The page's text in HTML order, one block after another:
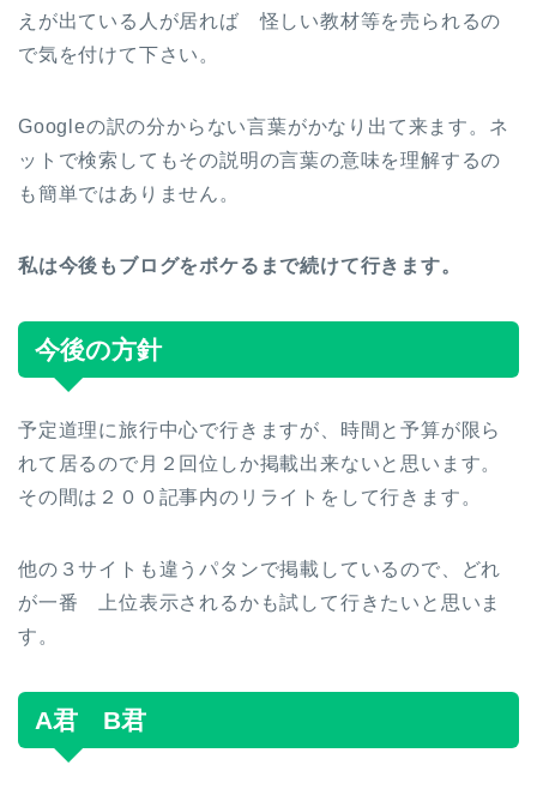
えが出ている人が居れば 怪しい教材等を売られるの
で気を付けて下さい。
Googleの訳の分からない言葉がかなり出て来ます。ネ
ットで検索してもその説明の言葉の意味を理解するの
も簡単ではありません。
私は今後もブログをボケるまで続けて行きます。
今後の方針
予定道理に旅行中心で行きますが、時間と予算が限ら
れて居るので月２回位しか掲載出来ないと思います。
その間は２００記事内のリライトをして行きます。
他の３サイトも違うパタンで掲載しているので、どれ
が一番 上位表示されるかも試して行きたいと思いま
す。
A君 B君